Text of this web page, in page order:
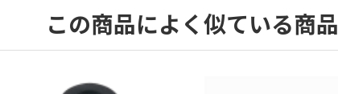
この商品によく似ている商品